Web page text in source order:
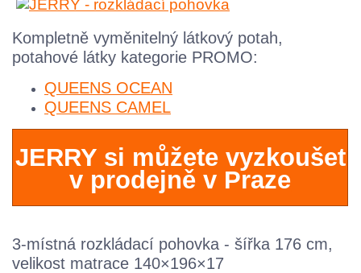
Kompletně vyměnitelný látkový potah,
potahové látky kategorie PROMO:
QUEENS OCEAN
QUEENS CAMEL
JERRY si můžete vyzkoušet
v prodejně v Praze
3-místná rozkládací pohovka - šířka 176 cm,
velikost matrace 140×196×17